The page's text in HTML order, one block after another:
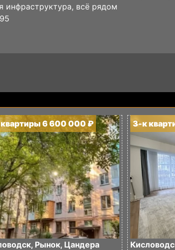
инфраструктура, всё рядом
6 600 000 ₽
Рынок, Цандера
3-к